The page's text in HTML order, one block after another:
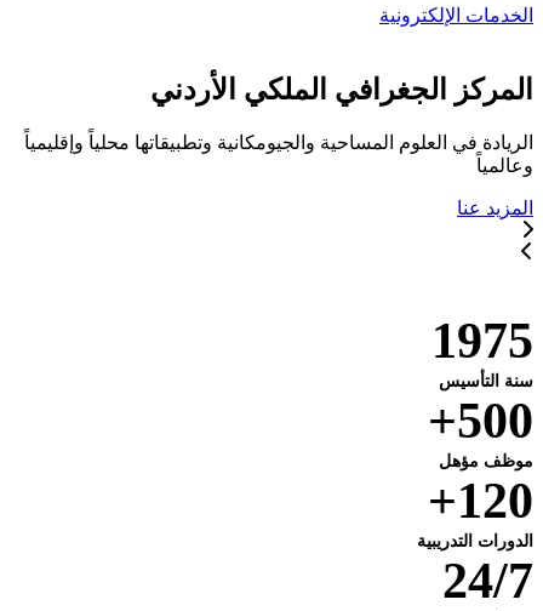
الخدمات الإلكترونية
المركز الجغرافي الملكي الأردني
الريادة في العلوم المساحية والجيومكانية وتطبيقاتها محلياً وإقليمياً
وعالمياً
المزيد عنا
1975
سنة التأسيس
500+
موظف مؤهل
120+
الدورات التدريبية
24/7